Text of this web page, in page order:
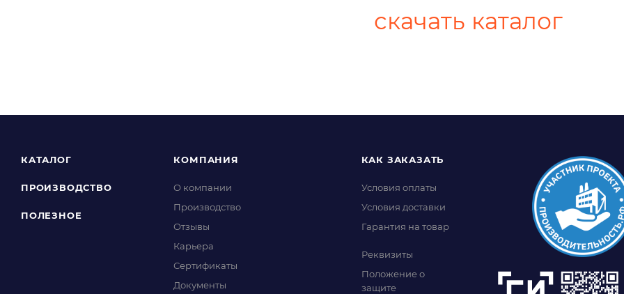
скачать каталог
КАТАЛОГ
ПРОИЗВОДСТВО
ПОЛЕЗНОЕ
КОМПАНИЯ
О компании
Производство
Отзывы
Карьера
Сертификаты
Документы
КАК ЗАКАЗАТЬ
Условия оплаты
Условия доставки
Гарантия на товар
Реквизиты
Положение о
защите